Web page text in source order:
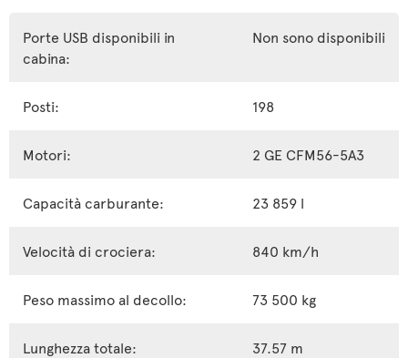
Porte USB disponibili in
cabina:
Non sono disponibili
Posti: 198
Motori: 2 GE CFM56-5A3
Capacità carburante: 23 859 l
Velocità di crociera: 840 km/h
Peso massimo al decollo: 73 500 kg
Lunghezza totale: 37.57 m